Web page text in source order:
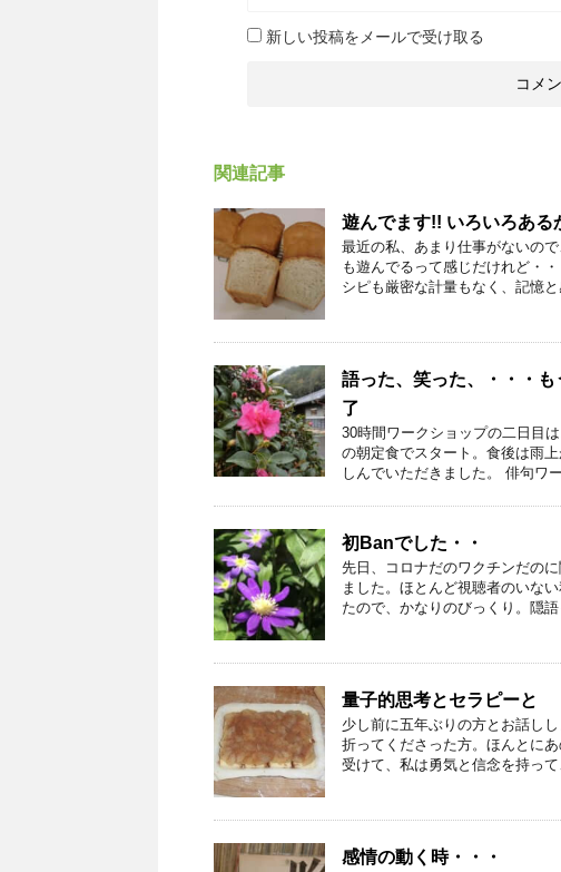
新しい投稿をメールで受け取る
関連記事
遊んでます!! いろいろある
最近の私、あまり仕事がないの
も遊んでるって感じだけれど・
シピも厳密な計量もなく、記憶
語った、笑った、・・・
了
30時間ワークショップの二日目
の朝定食でスタート。食後は雨
しんでいただきました。 俳句ワ
初Banでした・・
先日、コロナだのワクチンだの
ました。ほとんど視聴者のいな
たので、かなりのびっくり。隠
量子的思考とセラピーと
少し前に五年ぶりの方とお話し
折ってくださった方。ほんとに
受けて、私は勇気と信念を持っ
感情の動く時・・・